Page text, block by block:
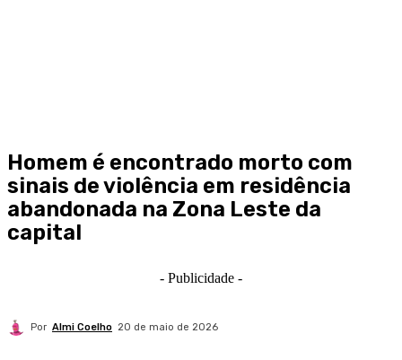
Homem é encontrado morto com
sinais de violência em residência
abandonada na Zona Leste da
capital
- Publicidade -
Por Almi Coelho 20 de maio de 2026